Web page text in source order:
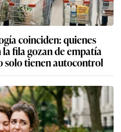
coinciden: quienes
fila gozan de empatía
solo tienen autocontrol